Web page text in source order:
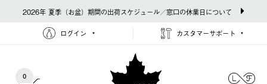
2026年 夏季（お盆）期間の出荷スケジュール／窓口の休業日について
ログイン カスタマーサポート
0